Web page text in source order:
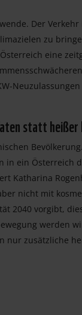
Der
zu
eine
statt
in ein Österreich
Katharina
nicht mit
2040 vorgibt,
werden
nur zusätzliche